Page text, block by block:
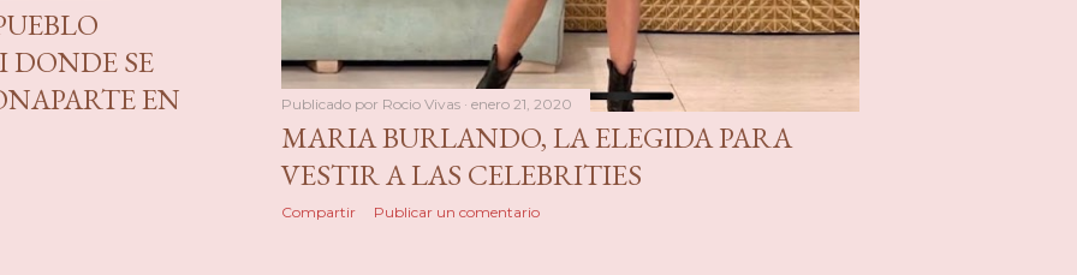
SE
EN
Publicado por Rocio Vivas enero 21, 2020
MARIA BURLANDO, LA ELEGIDA PARA
VESTIR A LAS CELEBRITIES
Compartir Publicar un comentario